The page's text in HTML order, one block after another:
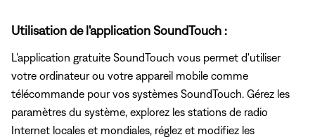
Utilisation de l'application SoundTouch :
L'application gratuite SoundTouch vous permet d'utiliser
votre ordinateur ou votre appareil mobile comme
télécommande pour vos systèmes SoundTouch. Gérez les
paramètres du système, explorez les stations de radio
Internet locales et mondiales, réglez et modifiez les